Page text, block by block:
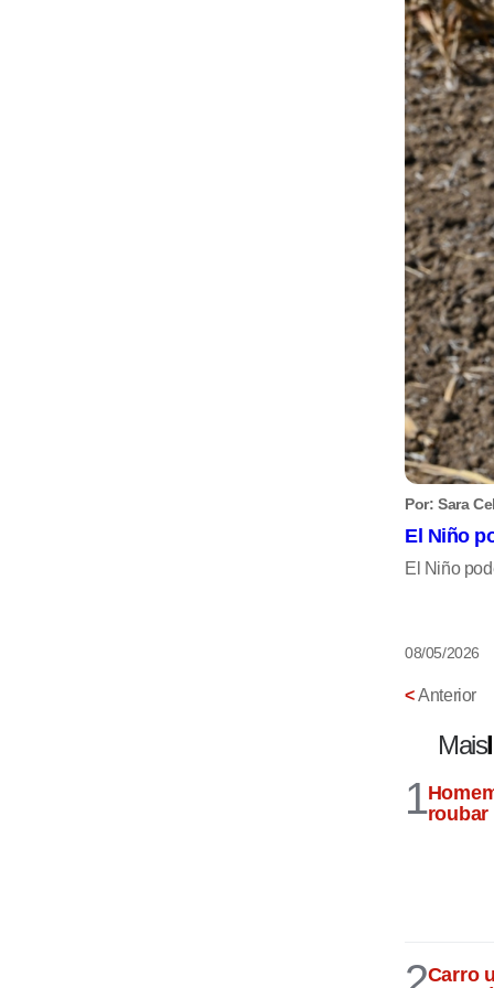
Por: Sara
El Niño
El Niño
08/05/2026
<Anterior
Mais
1roubar
Carro